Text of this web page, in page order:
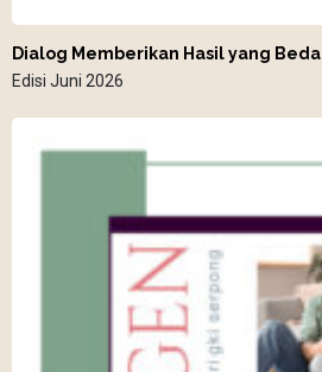
Dialog Memberikan Hasil yang Beda
Edisi Juni 2026